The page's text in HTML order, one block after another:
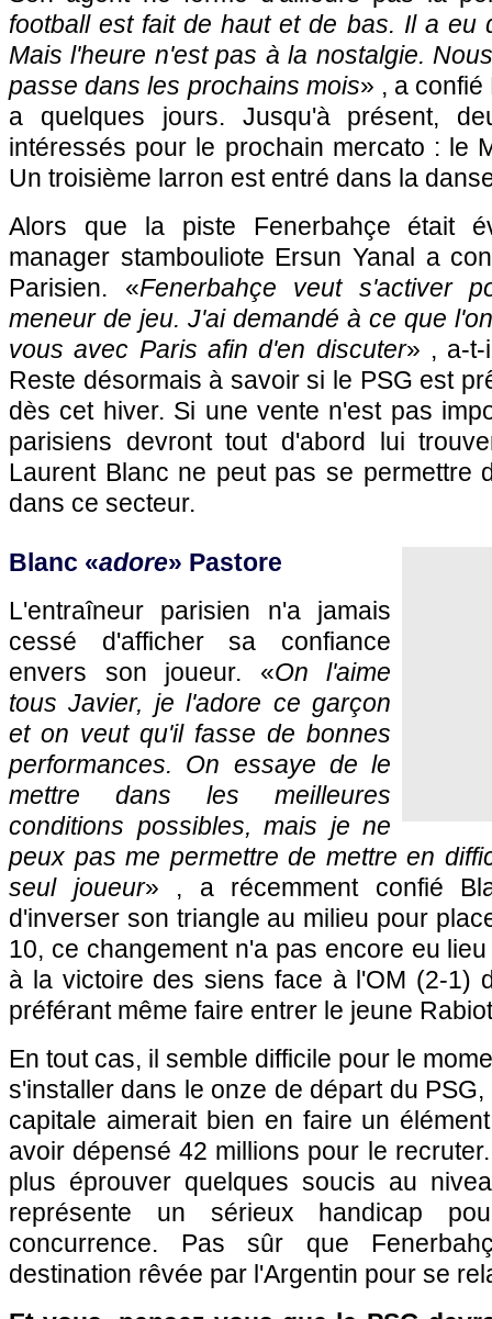
football est fait de haut et de bas. Il a eu
Mais l'heure n'est pas à la nostalgie.
passe dans les prochains mois» , a
a quelques jours. Jusqu'à présent,
intéressés pour le prochain mercato : le
Un troisième larron est entré dans la
Alors que la piste Fenerbahçe était
manager stambouliote Ersun Yanal a
Parisien. «Fenerbahçe veut s'activer
meneur de jeu. J'ai demandé à ce que
vous avec Paris afin d'en discuter» , a-t-
Reste désormais à savoir si le PSG est
dès cet hiver. Si une vente n'est pas
parisiens devront tout d'abord lui
Laurent Blanc ne peut pas se permettre
dans ce secteur.
Blanc «adore» Pastore
L'entraîneur parisien n'a jamais
cessé d'afficher sa confiance
envers son joueur. «On l'aime
tous Javier, je l'adore ce garçon
et on veut qu'il fasse de bonnes
performances. On essaye de le
mettre dans les meilleures
conditions possibles, mais je ne
peux pas me permettre de mettre en
seul joueur» , a récemment confié
d'inverser son triangle au milieu pour
10, ce changement n'a pas encore eu
à la victoire des siens face à l'OM (2-1)
préférant même faire entrer le jeune
En tout cas, il semble difficile pour le
s'installer dans le onze de départ du PSG,
capitale aimerait bien en faire un
avoir dépensé 42 millions pour le
plus éprouver quelques soucis au
représente un sérieux handicap
concurrence. Pas sûr que
destination rêvée par l'Argentin pour se